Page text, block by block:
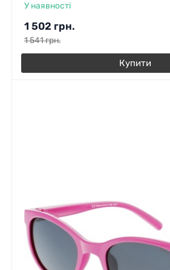
У наявності
1 502 грн.
1 541грн.
Купити